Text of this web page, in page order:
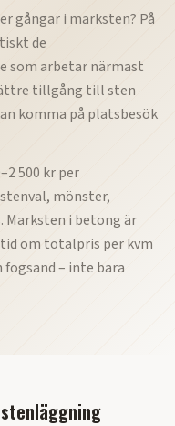
gångar i marksten? På
de
som arbetar närmast
tillgång till sten
komma på platsbesök
500 kr per
mönster,
Marksten i betong är
om totalpris per kvm
– inte bara
stenläggning